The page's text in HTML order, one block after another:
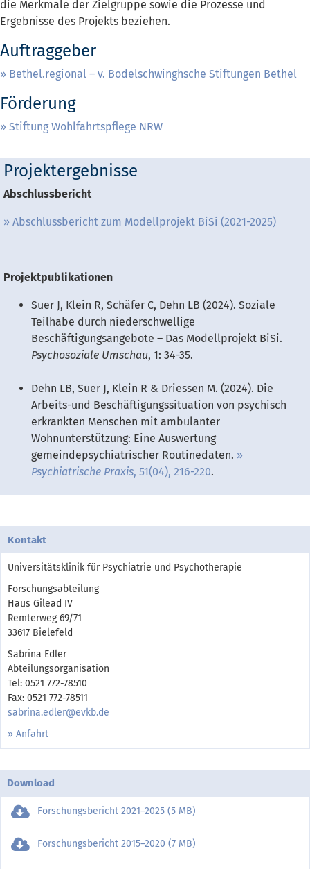
die Merkmale der Zielgruppe sowie die Prozesse und
Ergebnisse des Projekts beziehen.
Auftraggeber
Bethel.regional – v. Bodelschwinghsche Stiftungen Bethel
Förderung
Stiftung Wohlfahrtspflege NRW
Projektergebnisse
Abschlussbericht
Abschlussbericht zum Modellprojekt BiSi (2021-2025)
Projektpublikationen
Suer J, Klein R, Schäfer C, Dehn LB (2024). Soziale
Teilhabe durch niederschwellige
Beschäftigungsangebote – Das Modellprojekt BiSi.
Psychosoziale Umschau, 1: 34-35.
Dehn LB, Suer J, Klein R & Driessen M. (2024). Die
Arbeits-und Beschäftigungssituation von psychisch
erkrankten Menschen mit ambulanter
Wohnunterstützung: Eine Auswertung
gemeindepsychiatrischer Routinedaten.
Psychiatrische Praxis, 51(04), 216-220.
Kontakt
Universitätsklinik für Psychiatrie und Psychotherapie
Forschungsabteilung
Haus Gilead IV
Remterweg 69/71
33617 Bielefeld
Sabrina Edler
Abteilungsorganisation
Tel: 0521 772-78510
Fax: 0521 772-78511
sabrina.edler@evkb.de
» Anfahrt
Download
Forschungsbericht 2021–2025 (5 MB)
Forschungsbericht 2015–2020 (7 MB)